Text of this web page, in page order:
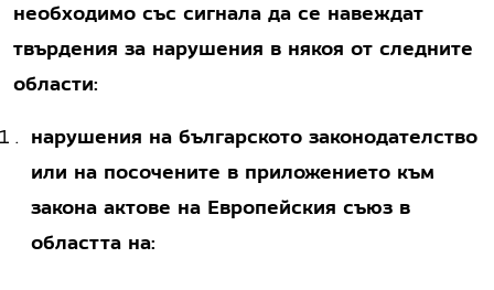
необходимо със сигнала да се навеждат
твърдения за нарушения в някоя от следните
области:
нарушения на българското законодателство
или на посочените в приложението към
закона актове на Европейския съюз в
областта на: